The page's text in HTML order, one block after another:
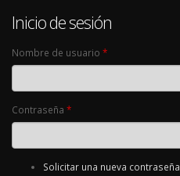
Inicio de sesión
Nombre de usuario *
Contraseña *
Solicitar una nueva contraseña